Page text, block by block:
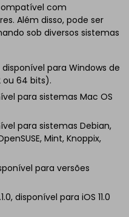
com
Além disso, pode ser
sob diversos sistemas
disponível para Windows de
ou 64 bits).
para sistemas Mac OS
para sistemas Debian,
Mint, Knoppix,
para versões
disponível para iOS 11.0